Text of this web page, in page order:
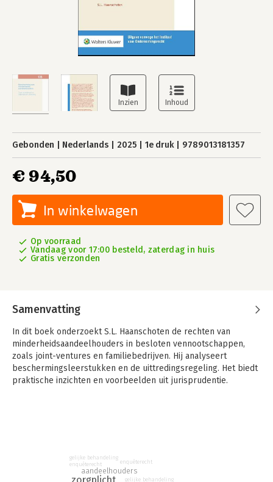
Gebonden Nederlands 2025 1e druk 9789013181357
€ 94,50
In winkelwagen
Op voorraad
Vandaag voor 17:00 besteld, zaterdag in huis
Gratis verzonden
Samenvatting
In dit boek onderzoekt S.L. Haanschoten de rechten van
minderheidsaandeelhouders in besloten vennootschappen,
zoals joint-ventures en familiebedrijven. Hij analyseert
beschermingsleerstukken en de uittredingsregeling. Het biedt
praktische inzichten en voorbeelden uit jurisprudentie.
verhoudingen waar aandeelhouders hecht met elkaar
samenwerken, zoals joint-ventures en familiebedrijven. Het
aandeelhouders
enquêterecht
gelijke behandeling
enquêterecht
gelijke behandeling